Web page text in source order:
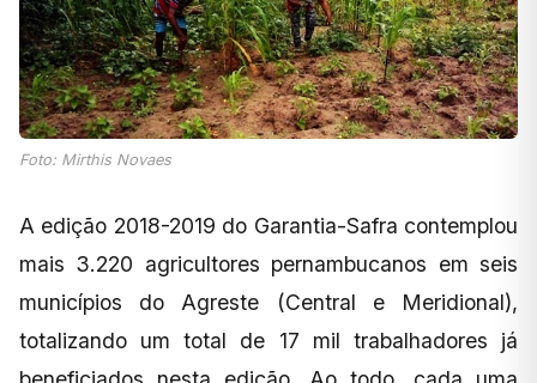
Foto: Mirthis Novaes
A edição 2018-2019 do Garantia-Safra contemplou
mais 3.220 agricultores pernambucanos em seis
municípios do Agreste (Central e Meridional),
totalizando um total de 17 mil trabalhadores já